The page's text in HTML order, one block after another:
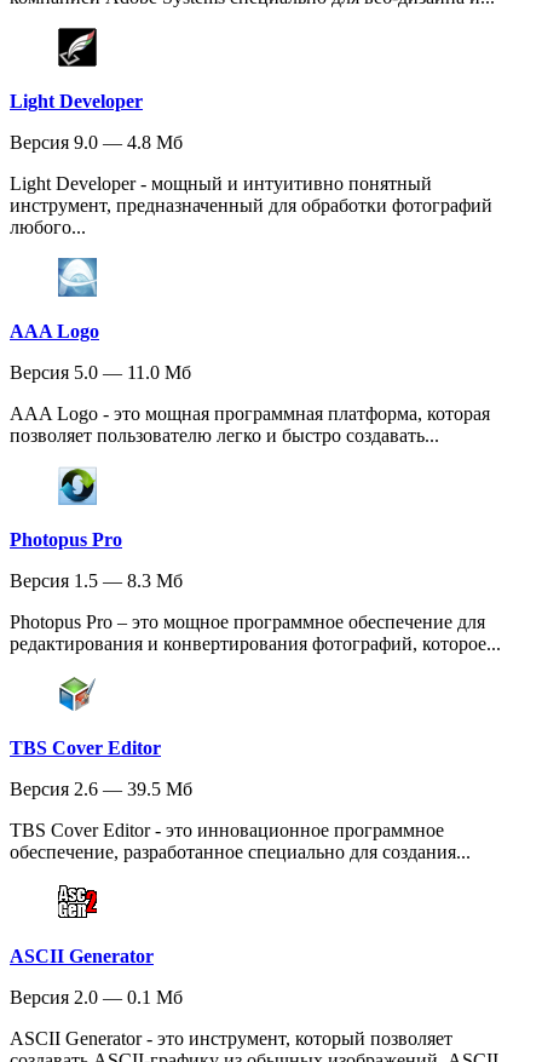
Light Developer
Версия 9.0 — 4.8 Мб
Light Developer - мощный и интуитивно понятный
инструмент, предназначенный для обработки фотографий
любого...
AAA Logo
Версия 5.0 — 11.0 Мб
AAA Logo - это мощная программная платформа, которая
позволяет пользователю легко и быстро создавать...
Photopus Pro
Версия 1.5 — 8.3 Мб
Photopus Pro – это мощное программное обеспечение для
редактирования и конвертирования фотографий, которое...
TBS Cover Editor
Версия 2.6 — 39.5 Мб
TBS Cover Editor - это инновационное программное
обеспечение, разработанное специально для создания...
ASCII Generator
Версия 2.0 — 0.1 Мб
ASCII Generator - это инструмент, который позволяет